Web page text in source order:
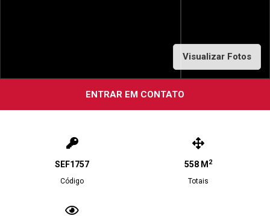
Visualizar Fotos
ENTRAR EM CONTATO
SEF1757
Código
558 M 2
Totais